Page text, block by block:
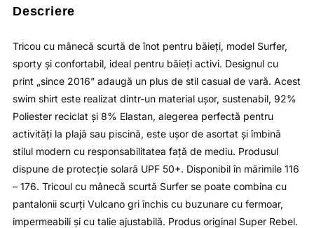
Descriere
Tricou cu mânecă scurtă de înot pentru băieți, model Surfer,
sporty și confortabil, ideal pentru băieți activi. Designul cu
print „since 2016” adaugă un plus de stil casual de vară. Acest
swim shirt este realizat dintr-un material ușor, sustenabil, 92%
Poliester reciclat și 8% Elastan, alegerea perfectă pentru
activități la plajă sau piscină, este ușor de asortat și îmbină
stilul modern cu responsabilitatea față de mediu. Produsul
dispune de protecție solară UPF 50+. Disponibil în mărimile 116
– 176. Tricoul cu mânecă scurtă Surfer se poate combina cu
pantalonii scurți Vulcano gri închis cu buzunare cu fermoar,
impermeabili și cu talie ajustabilă. Produs original Super Rebel.